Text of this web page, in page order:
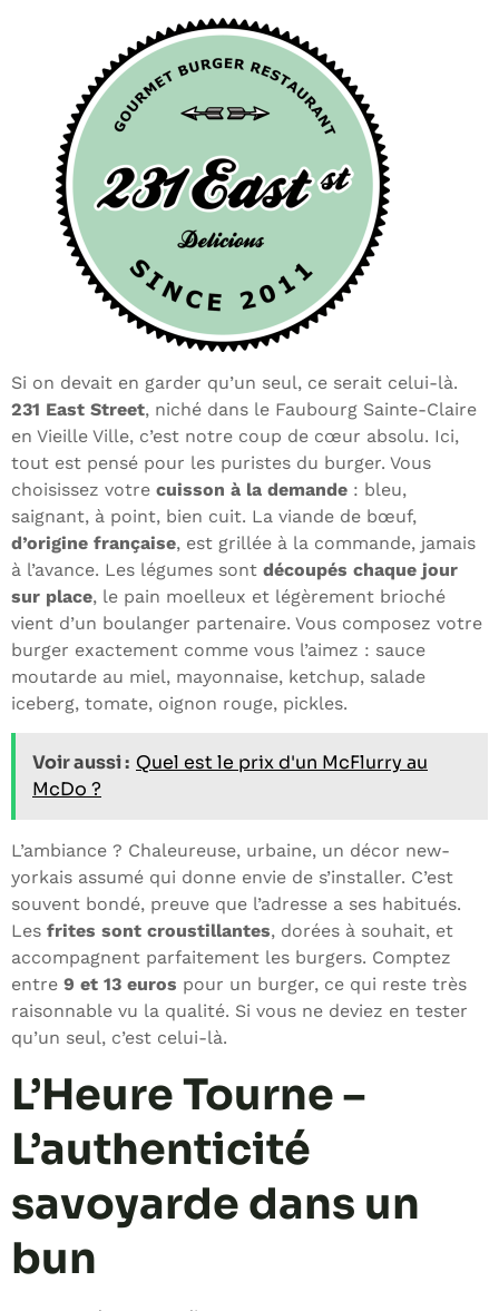
Si on devait en garder qu’un seul, ce serait celui-là.
231 East Street, niché dans le Faubourg Sainte-Claire
en Vieille Ville, c’est notre coup de cœur absolu. Ici,
tout est pensé pour les puristes du burger. Vous
choisissez votre cuisson à la demande : bleu,
saignant, à point, bien cuit. La viande de bœuf,
d’origine française, est grillée à la commande, jamais
à l’avance. Les légumes sont découpés chaque jour
sur place, le pain moelleux et légèrement brioché
vient d’un boulanger partenaire. Vous composez votre
burger exactement comme vous l’aimez : sauce
moutarde au miel, mayonnaise, ketchup, salade
iceberg, tomate, oignon rouge, pickles.
Voir aussi : Quel est le prix d'un McFlurry au
McDo ?
L’ambiance ? Chaleureuse, urbaine, un décor new-
yorkais assumé qui donne envie de s’installer. C’est
souvent bondé, preuve que l’adresse a ses habitués.
Les frites sont croustillantes, dorées à souhait, et
accompagnent parfaitement les burgers. Comptez
entre 9 et 13 euros pour un burger, ce qui reste très
raisonnable vu la qualité. Si vous ne deviez en tester
qu’un seul, c’est celui-là.
L’Heure Tourne –
L’authenticité
savoyarde dans un
bun